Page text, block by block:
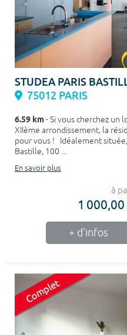
STUDEA PARIS
75012 PARIS
6.59 km- Si vous cherchez un
XIIème arrondissement, la
pour vous ! Idéalement
Bastille, 100 ...
En savoir plus
à
1
+ d'infos